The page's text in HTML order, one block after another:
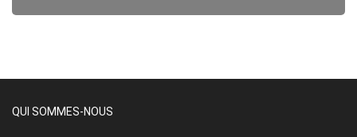
QUI SOMMES-NOUS